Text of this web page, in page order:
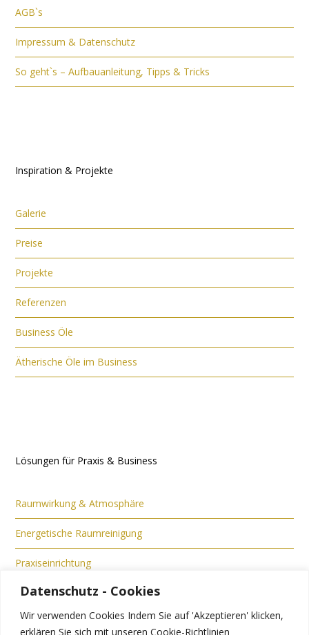
Datenschutz - Cookies
Wir verwenden Cookies Indem Sie auf 'Akzeptieren' klicken,
erklären Sie sich mit unseren Cookie-Richtlinien
AGB`s
Impressum & Datenschutz
So geht`s – Aufbauanleitung, Tipps & Tricks
Inspiration & Projekte
Galerie
Preise
Projekte
Referenzen
Business Öle
Ätherische Öle im Business
Lösungen für Praxis & Business
Raumwirkung & Atmosphäre
Energetische Raumreinigung
Praxiseinrichtung
Raumteiler
Sichtchutz